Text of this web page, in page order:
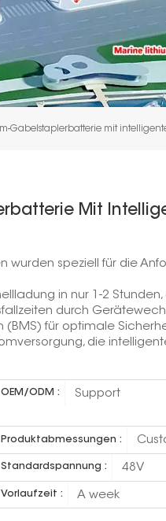
Gabelstaplerbatterie mit
Mit
wurden speziell für die
in nur 1-2
durch
für optimale
die
OEM/ODM : Support
Produktabmessungen :
Standardspannung : 48V
Vorlaufzeit : A week